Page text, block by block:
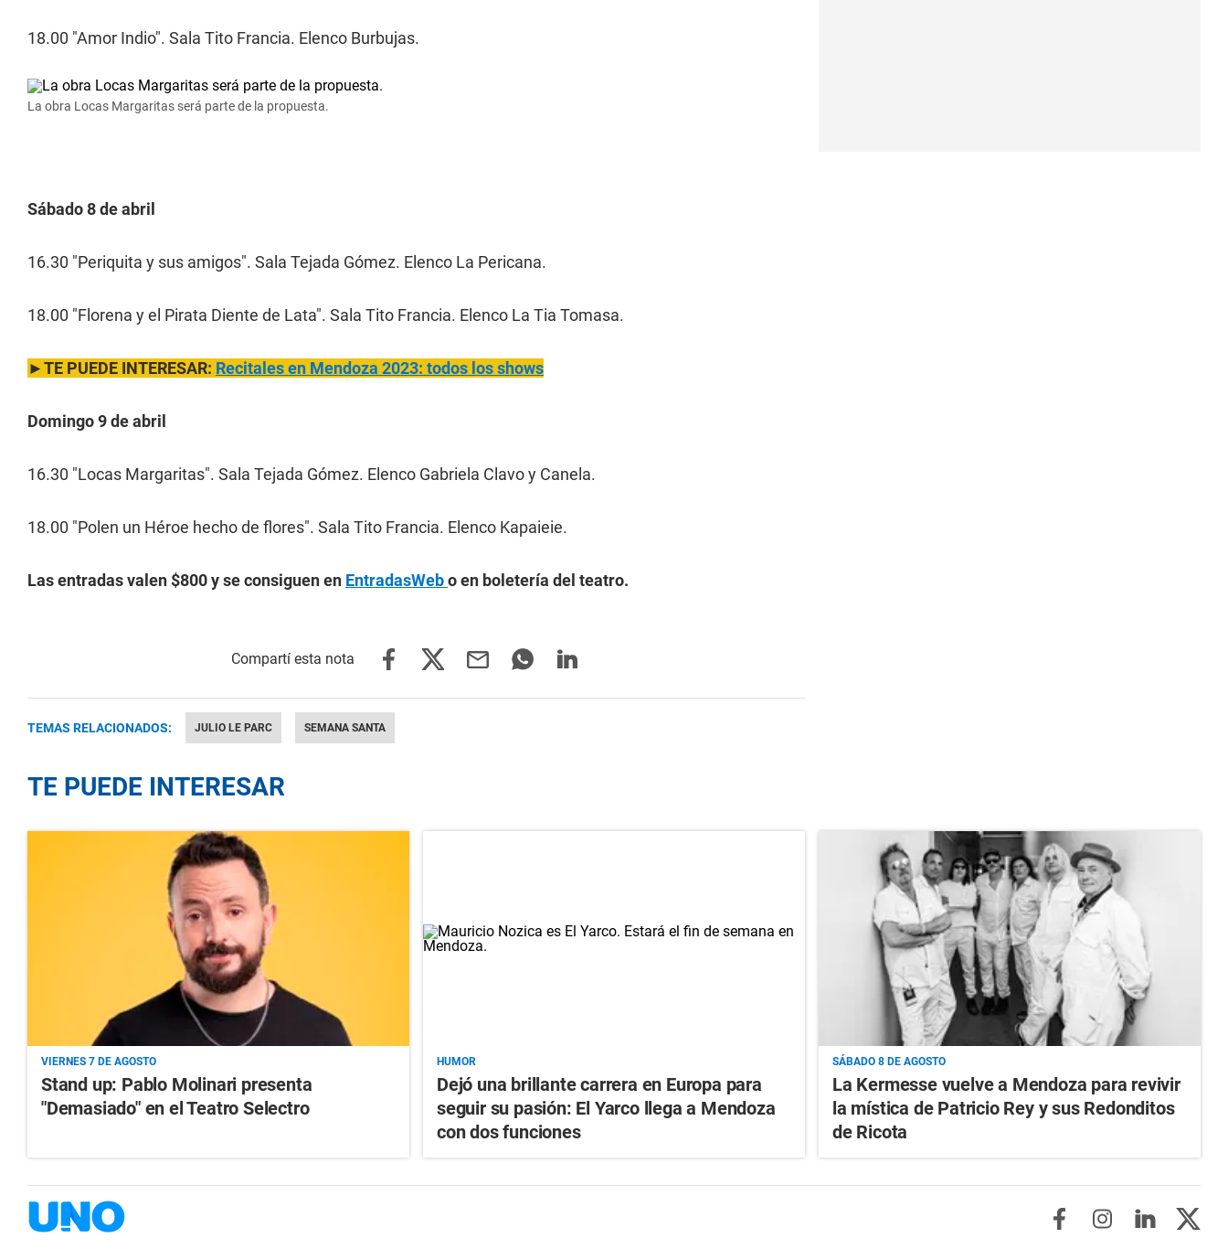
18.00 "Amor Indio". Sala Tito Francia. Elenco Burbujas.
La obra Locas Margaritas será parte de la propuesta.
Sábado 8 de abril
16.30 "Periquita y sus amigos". Sala Tejada Gómez. Elenco La Pericana.
18.00 "Florena y el Pirata Diente de Lata". Sala Tito Francia. Elenco La Tia Tomasa.
►TE PUEDE INTERESAR: Recitales en Mendoza 2023: todos los shows
Domingo 9 de abril
16.30 "Locas Margaritas". Sala Tejada Gómez. Elenco Gabriela Clavo y Canela.
18.00 "Polen un Héroe hecho de flores". Sala Tito Francia. Elenco Kapaieie.
Las entradas valen $800 y se consiguen en EntradasWebo en boletería del teatro.
TEMAS RELACIONADOS: JULIO LE PARC SEMANA SANTA
TE PUEDE INTERESAR
VIERNES 7 DE AGOSTO
Stand up: Pablo Molinari presenta
"Demasiado" en el Teatro Selectro
HUMOR
Dejó una brillante carrera en Europa para
seguir su pasión: El Yarco llega a Mendoza
con dos funciones
SÁBADO 8 DE AGOSTO
La Kermesse vuelve a Mendoza para revivir
la mística de Patricio Rey y sus Redonditos
de Ricota